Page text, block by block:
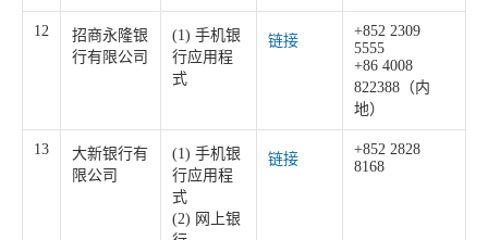
12
招商永隆银
行有限公司
(1) 手机银
行应用程
式
链接
+852 2309
5555
+86 4008
822388（内
地）
13
大新银行有
限公司
(1) 手机银
行应用程
式
(2) 网上银
链接
+852 2828
8168